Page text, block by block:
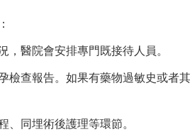
醫院會安排專門既接待人員。
檢查報告。如果有藥物過敏史或者
同埋術後護理等環節。